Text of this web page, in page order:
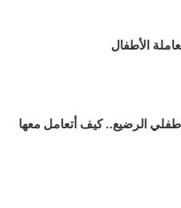
الأطفال
الرضيع.. كيف أتعامل معها